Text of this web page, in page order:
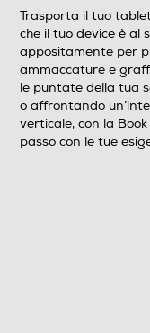
Clicca qui
Trasporta il tuo
che il tuo device è al
appositamente per
ammaccature e
le puntate della tua
o affrontando
verticale, con la
passo con le tue